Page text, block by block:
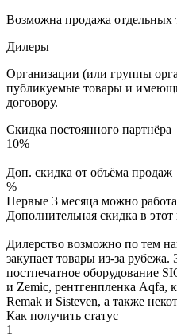
Возможна продажа отдельных
Дилеры
Организации (или группы
публикуемые товары и
договору.
Скидка постоянного партнёра
10%
+
Доп. скидка от объёма продаж
%
Первые 3 месяца можно
Дополнительная скидка в этот
Дилерство возможно по тем
закупает товары из-за
постпечатное оборудование
и Zemic, рентгенпленка Aqfa,
Remak и Sisteven, а также
Как получить статус
1